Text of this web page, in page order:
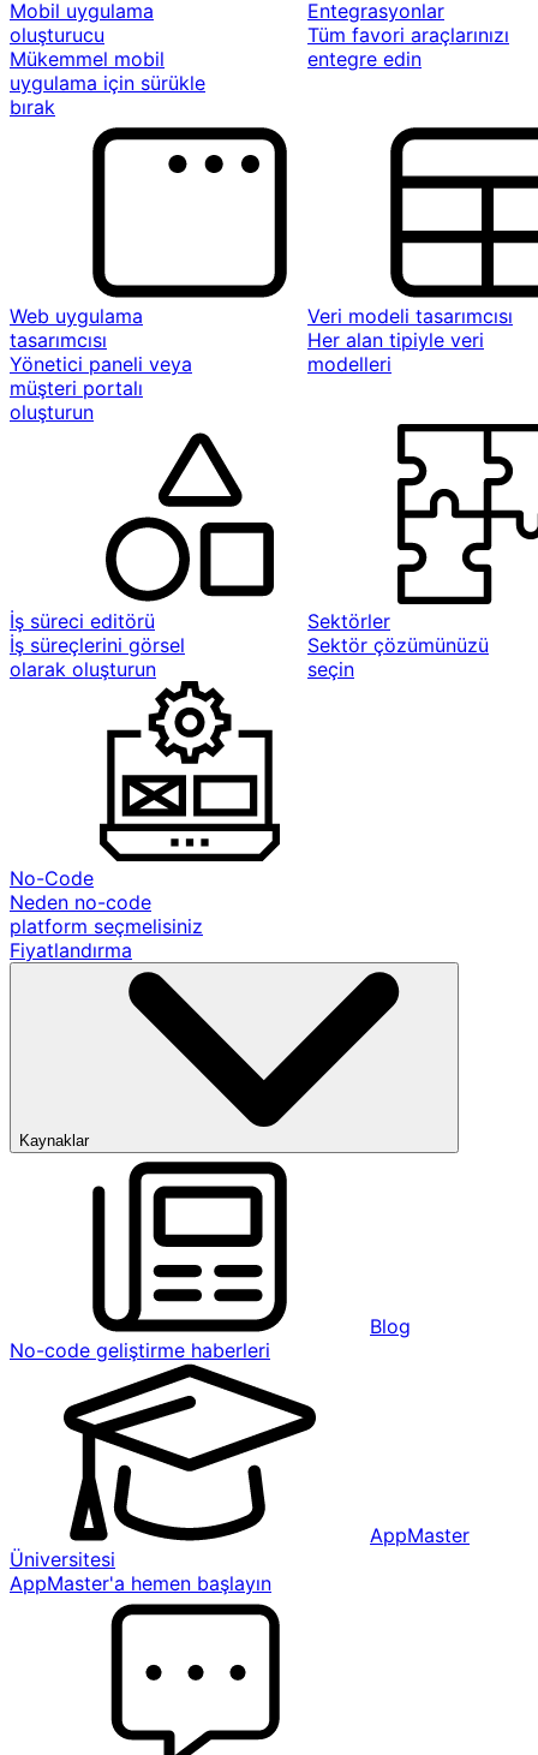
Mobil uygulama
oluşturucu
Mükemmel mobil
uygulama için sürükle
bırak
Entegrasyonlar
Tüm favori araçlarınızı
entegre edin
Web uygulama
tasarımcısı
Yönetici paneli veya
müşteri portalı
oluşturun
Veri modeli tasarımcısı
Her alan tipiyle veri
modelleri
İş süreci editörü
İş süreçlerini görsel
olarak oluşturun
Sektörler
Sektör çözümünüzü
seçin
No-Code
Neden no-code
platform seçmelisiniz
Fiyatlandırma
Kaynaklar
Blog
No-code geliştirme haberleri
AppMaster
Üniversitesi
AppMaster'a hemen başlayın